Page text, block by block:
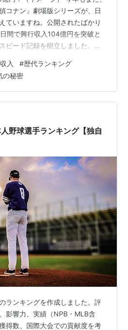
コナン』劇場版シリーズが、日
ていますね。公開されたばかり
間で興行収入104億円を突破と
ピード記録を樹立しました。こ
すべきはこれが単なる一作の爆
いうこと。劇場版コナンは、こ
100億円超えという、シリーズと
達成したのです。 なぜ、これほ
けることができるのか？ なぜ、
シリ…
入 #歴代ランキング
の秘密
人野球選手ランキング【独自
ランキングを作成しました。評
影響力、実績（NPB・MLB含
得数、国際大会での貢献度を考